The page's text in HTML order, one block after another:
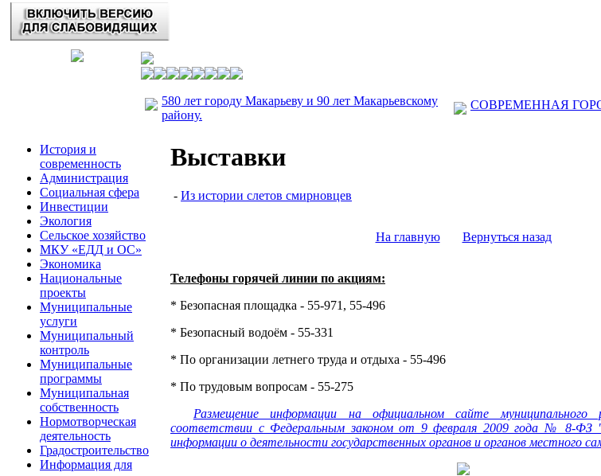
580 лет городу Макарьеву и 90 лет Макарьевскому
району.
СОВРЕМЕННАЯ
История и
современность
Администрация
Социальная сфера
Инвестиции
Экология
Сельское хозяйство
МКУ «ЕДД и ОС»
Экономика
Национальные
проекты
Муниципальные
услуги
Муниципальный
контроль
Муниципальные
программы
Муниципальная
собственность
Нормотворческая
деятельность
Градостроительство
Информация для
Выставки
- Из истории слетов смирновцев
На главную Вернуться назад
Телефоны горячей линии по акциям:
* Безопасная площадка - 55-971, 55-496
* Безопасный водоём - 55-331
* По организации летнего труда и отдыха - 55-496
* По трудовым вопросам - 55-275
Размещение информации на официальном сайте муниципального
соответствии с Федеральным законом от 9 февраля 2009 года № 8-ФЗ
информации о деятельности государственных органов и органов местного